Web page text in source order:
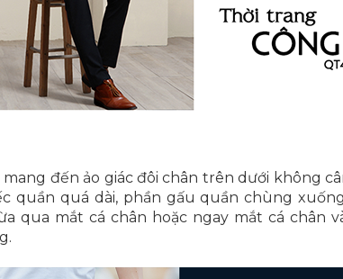
đến ảo giác đôi chân trên dưới không
quần quá dài, phần gấu quần chùng
qua mắt cá chân hoặc ngay mắt cá